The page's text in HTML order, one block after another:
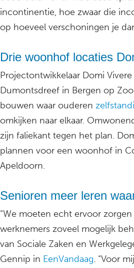
incontinentie, hoe zwaar die
op hoeveel verschoningen je
Drie woonhof locaties
Projectontwikkelaar Domi
Dumontsdreef in Bergen op
bouwen waar ouderen
omkijken naar elkaar.
zijn faliekant tegen het plan.
plannen voor een woonhof in
Apeldoorn.
Senioren meer leren
“We moeten echt ervoor
werknemers zoveel mogelijk
van Sociale Zaken en
Gennip in EenVandaag. “Voor